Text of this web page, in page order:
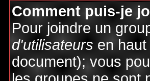
Comment puis-je
Pour joindre un
d'utilisateursen haut
document); vous